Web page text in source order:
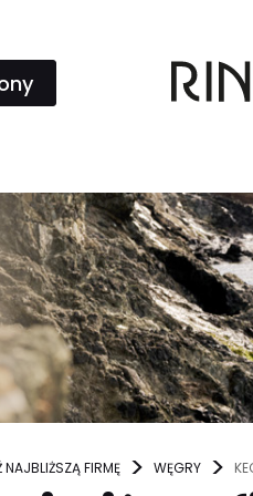
NAJBLIŻSZĄ FIRMĘ WĘGRY